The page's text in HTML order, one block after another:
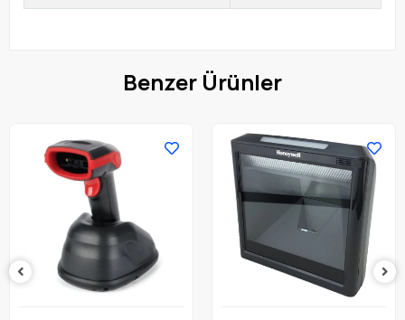
Benzer Ürünler